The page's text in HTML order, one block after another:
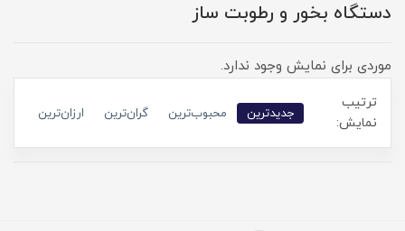
دستگاه بخور و رطوبت ساز
موردی برای نمایش وجود ندارد.
ترتیب
نمایش:
جدیدترین محبوب‌ترین گران‌ترین ارزان‌ترین